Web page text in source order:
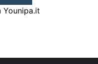
Younipa.it